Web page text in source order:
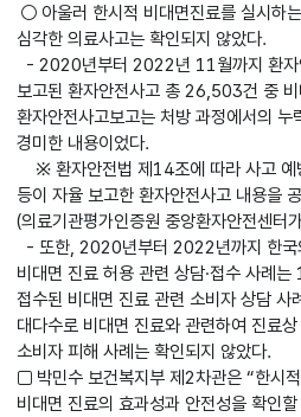
○ 아울러 한시적 비대면진료를 실시하
심각한 의료사고는 확인되지 않았다.
- 2020년부터 2022년 11월까지 환자
보고된 환자안전사고 총 26,503건 중 비
환자안전사고보고는 처방 과정에서의 누
경미한 내용이었다.
※ 환자안전법 제14조에 따라 사고 예
등이 자율 보고한 환자안전사고 내용을
(의료기관평가인증원 중앙환자안전센터
- 또한, 2020년부터 2022년까지 한국
비대면 진료 허용 관련 상담·접수 사례
접수된 비대면 진료 관련 소비자 상담 사
대다수로 비대면 진료와 관련하여 진료
소비자 피해 사례는 확인되지 않았다.
□ 박민수 보건복지부 제2차관은 “한시
비대면 진료의 효과성과 안전성을 확인